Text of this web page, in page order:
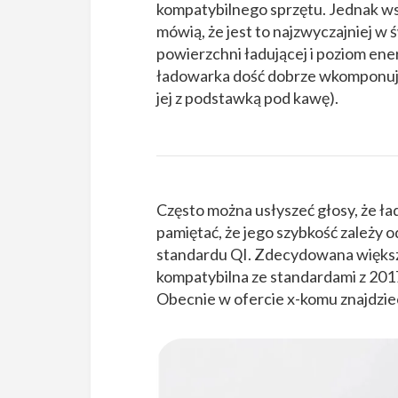
kompatybilnego sprzętu. Jednak
mówią, że jest to najzwyczajniej w
powierzchni ładującej i poziom
ładowarka dość dobrze
jej z podstawką pod kawę).
Często można usłyszeć głosy, że
pamiętać, że jego szybkość zależy
standardu QI. Zdecydowana
kompatybilna ze standardami z
Obecnie w ofercie x-komu